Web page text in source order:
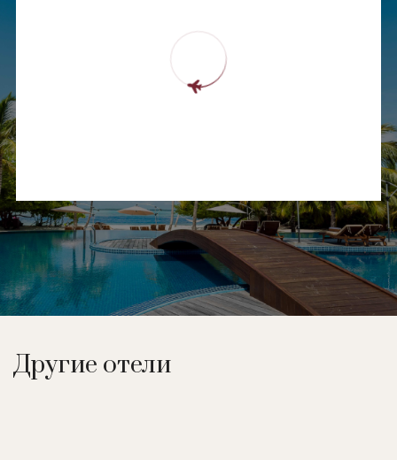
Другие отели